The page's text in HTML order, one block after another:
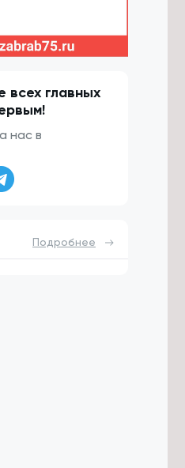
всех главных
нас в
Подробнее